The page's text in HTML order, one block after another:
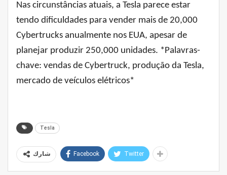
Nas circunstâncias atuais, a Tesla parece estar
tendo dificuldades para vender mais de 20,000
Cybertrucks anualmente nos EUA, apesar de
planejar produzir 250,000 unidades. *Palavras-
chave: vendas de Cybertruck, produção da Tesla,
mercado de veículos elétricos*
Tesla
شارك Facebook Twitter